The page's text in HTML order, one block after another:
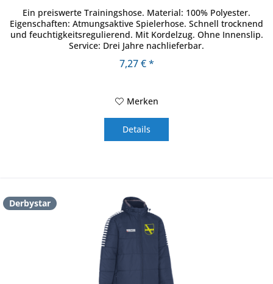
Ein preiswerte Trainingshose. Material: 100% Polyester.
Eigenschaften: Atmungsaktive Spielerhose. Schnell trocknend
und feuchtigkeitsregulierend. Mit Kordelzug. Ohne Innenslip.
Service: Drei Jahre nachlieferbar.
7,27 € *
Merken
Details
Derbystar